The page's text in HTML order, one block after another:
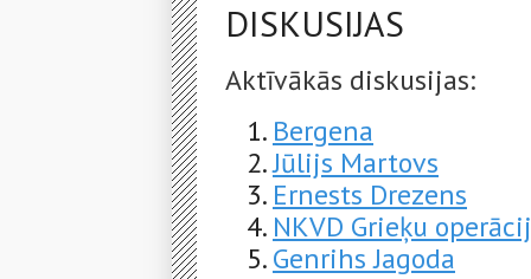
DISKUSIJAS
Aktīvākās diskusijas:
Bergena
Jūlijs Martovs
Ernests Drezens
NKVD Grieķu
Genrihs Jagoda